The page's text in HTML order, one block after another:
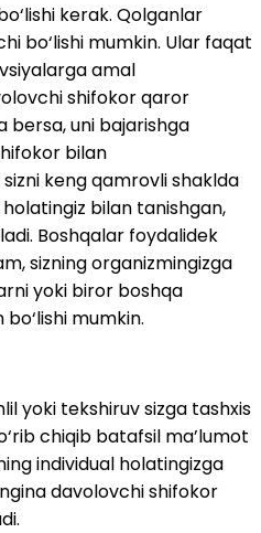
kerak. Qolganlar
bo‘lishi mumkin. Ular faqat
amal
shifokor qaror
bersa, uni bajarishga
bilan
keng qamrovli shaklda
bilan tanishgan,
Boshqalar foydalidek
sizning organizmingizga
yoki biror boshqa
mumkin.
yoki tekshiruv sizga tashxis
chiqib batafsil ma’lumot
individual holatingizga
davolovchi shifokor